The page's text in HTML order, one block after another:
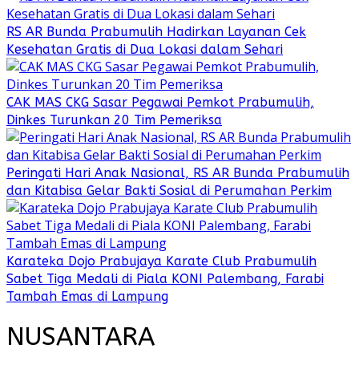
RS AR Bunda Prabumulih Hadirkan Layanan Cek
Kesehatan Gratis di Dua Lokasi dalam Sehari
CAK MAS CKG Sasar Pegawai Pemkot Prabumulih,
Dinkes Turunkan 20 Tim Pemeriksa
Peringati Hari Anak Nasional, RS AR Bunda Prabumulih
dan Kitabisa Gelar Bakti Sosial di Perumahan Perkim
Karateka Dojo Prabujaya Karate Club Prabumulih
Sabet Tiga Medali di Piala KONI Palembang, Farabi
Tambah Emas di Lampung
NUSANTARA